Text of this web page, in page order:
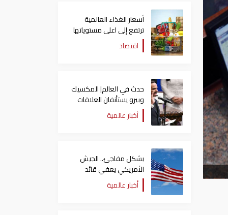
أسعار الغذاء العالمية
ترتفع إلى اعلى مستوياتها
منذ 3 سنواتاقتصاد
حدث في العالم| المكسيك
وبيرو يستأنفان العلاقات
وتنصيب رئيسا جديدا
أخبار عالمية
بشكل مفاجئ.. الجيش
الأمريكي يعفي قائد
الفيلق الخامس من منصبه
أخبار عالمية